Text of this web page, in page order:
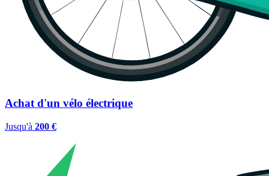
Achat d'un vélo électrique
Jusqu'à 200 €